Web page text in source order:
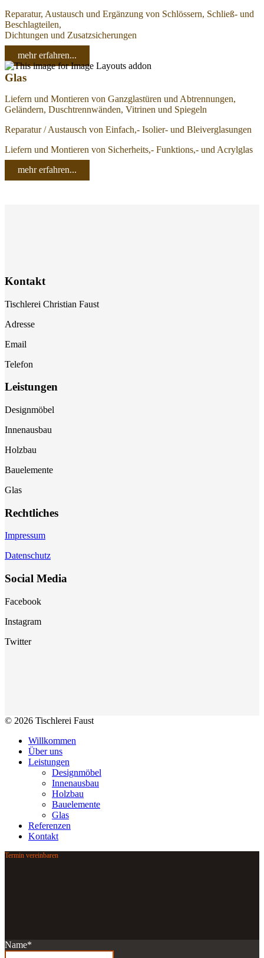
Reparatur, Austausch und Ergänzung von Schlössern, Schließ- und
Beschlagteilen,
Dichtungen und Zusatzsicherungen
mehr erfahren...
Glas
Liefern und Montieren von Ganzglastüren und Abtrennungen,
Geländern, Duschtrennwänden, Vitrinen und Spiegeln
Reparatur / Austausch von Einfach,- Isolier- und Bleiverglasungen
Liefern und Montieren von Sicherheits,- Funktions,- und Acrylglas
mehr erfahren...
Kontakt
Tischlerei Christian Faust
Adresse
Email
Telefon
Leistungen
Designmöbel
Innenausbau
Holzbau
Bauelemente
Glas
Rechtliches
Impressum
Datenschutz
Social Media
Facebook
Instagram
Twitter
© 2026 Tischlerei Faust
Willkommen
Über uns
Leistungen
Designmöbel
Innenausbau
Holzbau
Bauelemente
Glas
Referenzen
Kontakt
Termin vereinbaren
Name*